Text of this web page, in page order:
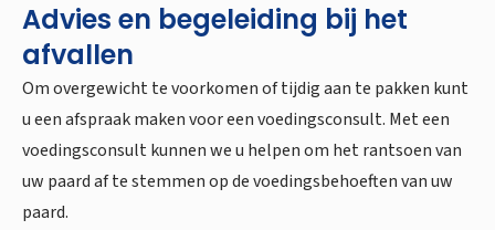
Advies en begeleiding bij het
afvallen
Om overgewicht te voorkomen of tijdig aan te pakken kunt
u een afspraak maken voor een voedingsconsult. Met een
voedingsconsult kunnen we u helpen om het rantsoen van
uw paard af te stemmen op de voedingsbehoeften van uw
paard.